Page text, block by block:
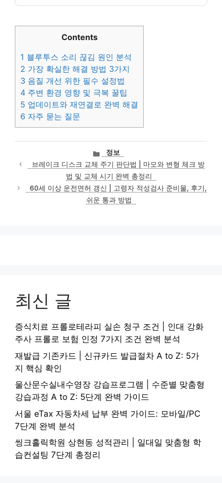
Contents
1 블루투스 소리 끊김 원인 분석
2 가장 확실한 해결 방법 3가지
3 음질 개선 위한 필수 설정법
4 주변 환경 영향 및 극복 꿀팁
5 업데이트와 재연결로 완벽 해결
6 자주 묻는 질문
카
테
고
리
정보
브레이크 디스크 교체 주기 판단법 | 마모와 변형 체크 방
법 및 교체 시기 완벽 총정리
60세 이상 운전면허 갱신 | 고령자 적성검사 준비물, 후기,
쉬운 통과 방법
최신 글
증식치료 프롤로테라피 실손 청구 조건 | 인대 강화
주사 프롤로 보험 인정 7가지 조건 완벽 분석
재발급 기존카드 | 신규카드 발급절차 A to Z: 5가
지 핵심 확인
울산문수실내수영장 강습프로그램 | 수준별 맞춤형
강습과정 A to Z: 5단계 완벽 가이드
서울 eTax 자동차세 납부 완벽 가이드: 모바일/PC
7단계 완벽 분석
씽크홀릭학원 상현동 성적관리 | 일대일 맞춤형 학
습컨설팅 7단계 총정리